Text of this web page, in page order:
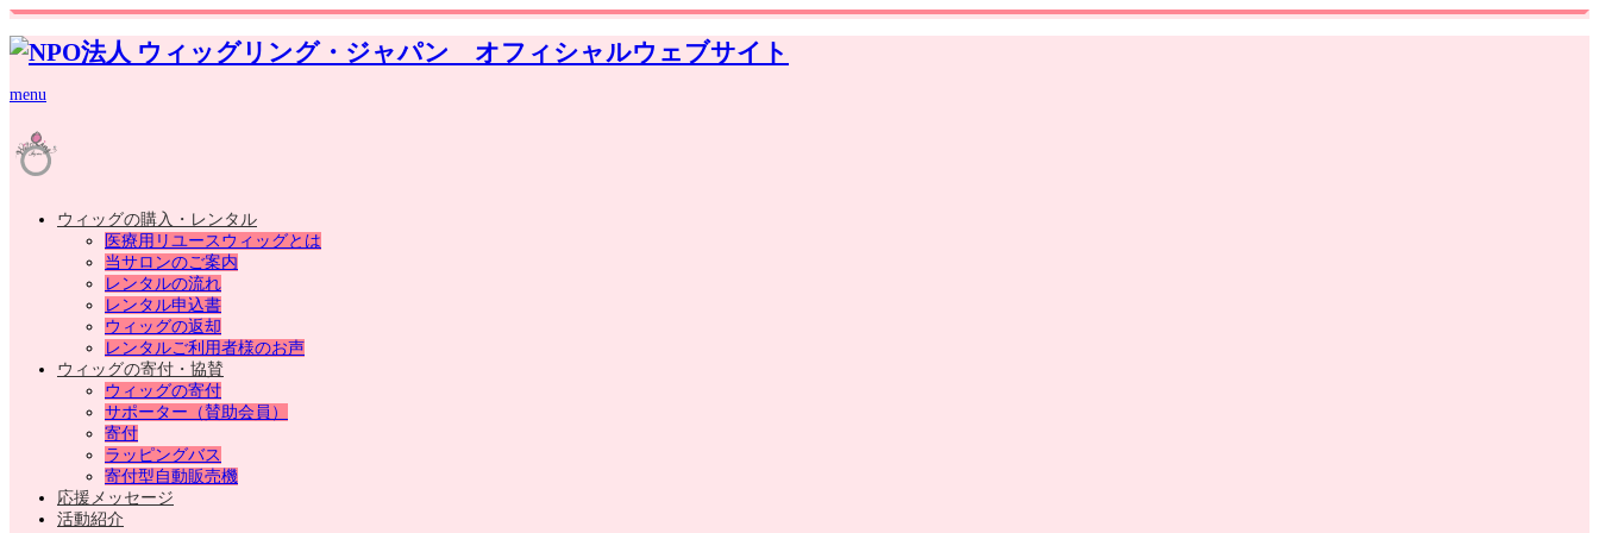
menu
ウィッグの購入・レンタル
医療用リユースウィッグとは
当サロンのご案内
レンタルの流れ
レンタル申込書
ウィッグの返却
レンタルご利用者様のお声
ウィッグの寄付・協賛
ウィッグの寄付
サポーター（賛助会員）
寄付
ラッピングバス
寄付型自動販売機
応援メッセージ
活動紹介